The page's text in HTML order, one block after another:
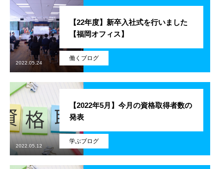
ユニーク制度
雰囲気を知る
学ぶ
遊ぶ
社員を知る
社員インタビュー
働くブログ
【22年度】新卒入社式を行いました
【福岡オフィス】
2022.05.24
学ぶブログ
【2022年5月】今月の資格取得者数の
発表
2022.05.12